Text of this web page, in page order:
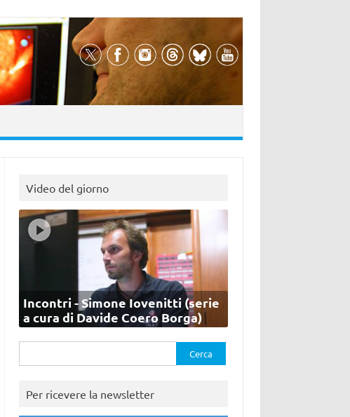
Video del giorno
Incontri - Simone Iovenitti (serie
a cura di Davide Coero Borga)
per:
Per ricevere la newsletter